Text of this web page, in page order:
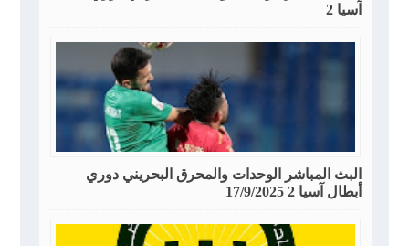
آسيا 2
البث المباشر الوحدات والمحرق البحريني دوري
أبطال آسيا 2 17/9/2025